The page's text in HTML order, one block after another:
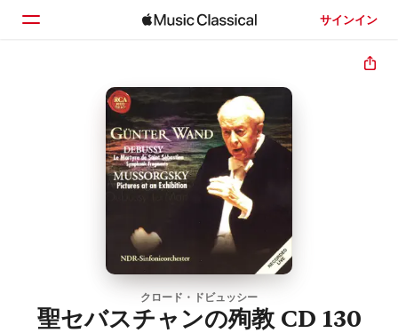
サインイン
見つける
クロード・ドビュッシー
聖セバスチャンの殉教 CD 130